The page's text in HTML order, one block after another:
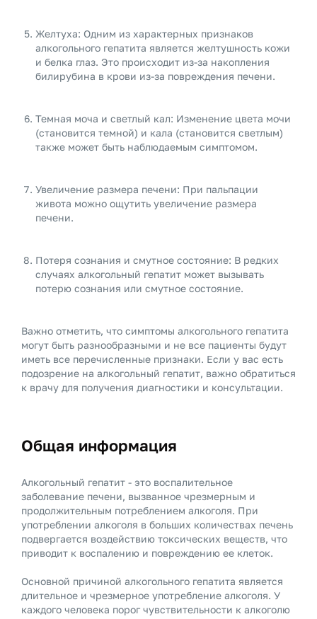
Желтуха: Одним из характерных признаков
алкогольного гепатита является желтушность кожи
и белка глаз. Это происходит из-за накопления
билирубина в крови из-за повреждения печени.
Темная моча и светлый кал: Изменение цвета мочи
(становится темной) и кала (становится светлым)
также может быть наблюдаемым симптомом.
Увеличение размера печени: При пальпации
живота можно ощутить увеличение размера
печени.
Потеря сознания и смутное состояние: В редких
случаях алкогольный гепатит может вызывать
потерю сознания или смутное состояние.
Важно отметить, что симптомы алкогольного гепатита
могут быть разнообразными и не все пациенты будут
иметь все перечисленные признаки. Если у вас есть
подозрение на алкогольный гепатит, важно обратиться
к врачу для получения диагностики и консультации.
Общая информация
Алкогольный гепатит - это воспалительное
заболевание печени, вызванное чрезмерным и
продолжительным потреблением алкоголя. При
употреблении алкоголя в больших количествах печень
подвергается воздействию токсических веществ, что
приводит к воспалению и повреждению ее клеток.
Основной причиной алкогольного гепатита является
длительное и чрезмерное употребление алкоголя. У
каждого человека порог чувствительности к алкоголю